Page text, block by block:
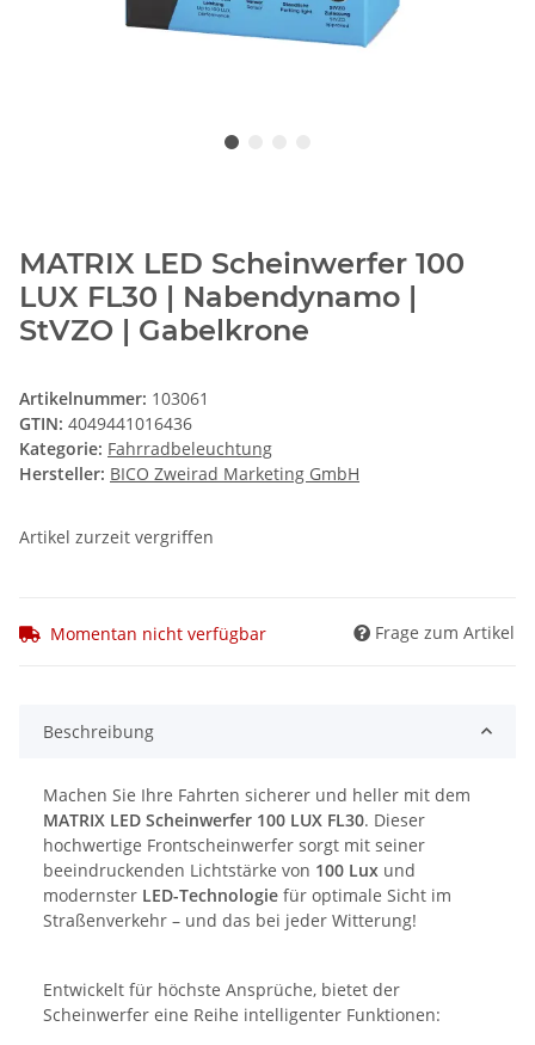
MATRIX LED Scheinwerfer 100
LUX FL30 | Nabendynamo |
StVZO | Gabelkrone
Artikelnummer: 103061
GTIN: 4049441016436
Kategorie: Fahrradbeleuchtung
Hersteller: BICO Zweirad Marketing GmbH
Artikel zurzeit vergriffen
Momentan nicht verfügbar Frage zum Artikel
Beschreibung
Machen Sie Ihre Fahrten sicherer und heller mit dem
MATRIX LED Scheinwerfer 100 LUX FL30. Dieser
hochwertige Frontscheinwerfer sorgt mit seiner
beeindruckenden Lichtstärke von 100 Lux und
modernster LED-Technologie für optimale Sicht im
Straßenverkehr – und das bei jeder Witterung!
Entwickelt für höchste Ansprüche, bietet der
Scheinwerfer eine Reihe intelligenter Funktionen: